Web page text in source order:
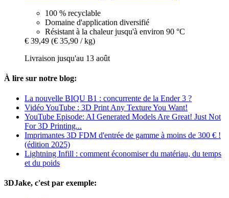
100 % recyclable
Domaine d'application diversifié
Résistant à la chaleur jusqu'à environ 90 °C
€ 39,49 (€ 35,90 / kg)
Livraison jusqu'au 13 août
À lire sur notre blog:
La nouvelle BIQU B1 : concurrente de la Ender 3 ?
Vidéo YouTube : 3D Print Any Texture You Want!
YouTube Episode: AI Generated Models Are Great! Just Not
For 3D Printing...
Imprimantes 3D FDM d'entrée de gamme à moins de 300 € !
(édition 2025)
Lightning Infill : comment économiser du matériau, du temps
et du poids
3DJake, c'est par exemple: